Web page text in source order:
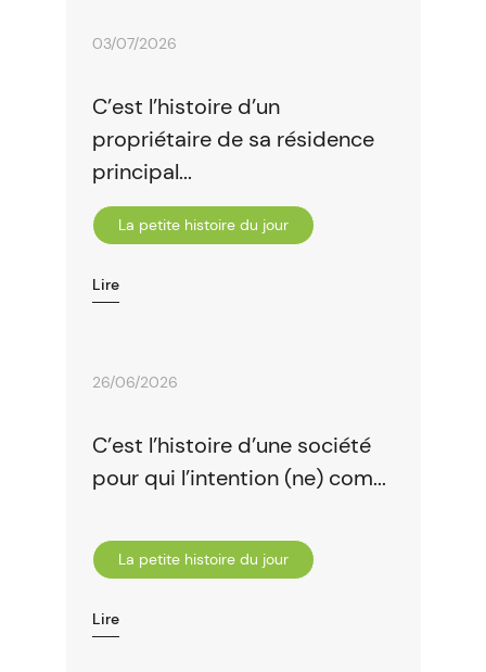
03/07/2026
C’est l’histoire d’un
propriétaire de sa résidence
principal...
La petite histoire du jour
Lire
26/06/2026
C’est l’histoire d’une société
pour qui l’intention (ne) com...
La petite histoire du jour
Lire